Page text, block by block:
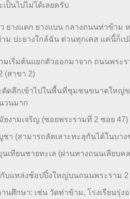
เป็นไปไม่ได้เลยครับ
ว ยางแตก ยางแบน กลางถนนท่าข้าม
ม ปะยางใกล้ฉัน ด่วนทุกเคส แค่นี้ก็เ
เริ่มต้นแยกตัวออกมาจาก ถนนพระ
(สาขา 2)
ตัดลึกเข้าไปในพื้นที่ชุมชนขนาดใหญ่
วนมาก
งามเจริญ (ซอยพระรามที่ 2 ซอย 47)
า (สามารถลัดเลาะทะลุกันได้ในบาง
เทียนชายทะเล (ผ่านทางถนนเลียบ
บแหล่งช้อปปิ้งใหญ่บนถนนพระราม
นศึกษา: เช่น วัดท่าข้าม, โรงเรียนรุ่ง